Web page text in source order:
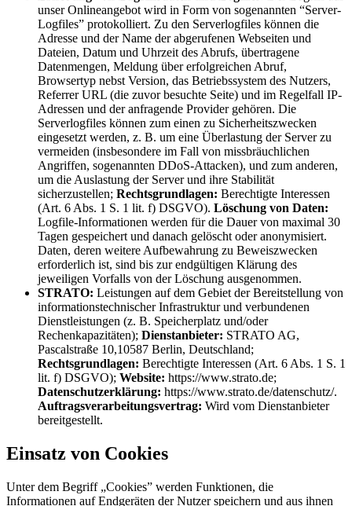
unser Onlineangebot wird in Form von sogenannten “Server-
Logfiles” protokolliert. Zu den Serverlogfiles können die
Adresse und der Name der abgerufenen Webseiten und
Dateien, Datum und Uhrzeit des Abrufs, übertragene
Datenmengen, Meldung über erfolgreichen Abruf,
Browsertyp nebst Version, das Betriebssystem des Nutzers,
Referrer URL (die zuvor besuchte Seite) und im Regelfall IP-
Adressen und der anfragende Provider gehören. Die
Serverlogfiles können zum einen zu Sicherheitszwecken
eingesetzt werden, z. B. um eine Überlastung der Server zu
vermeiden (insbesondere im Fall von missbräuchlichen
Angriffen, sogenannten DDoS-Attacken), und zum anderen,
um die Auslastung der Server und ihre Stabilität
sicherzustellen; Rechtsgrundlagen: Berechtigte Interessen
(Art. 6 Abs. 1 S. 1 lit. f) DSGVO). Löschung von Daten:
Logfile-Informationen werden für die Dauer von maximal 30
Tagen gespeichert und danach gelöscht oder anonymisiert.
Daten, deren weitere Aufbewahrung zu Beweiszwecken
erforderlich ist, sind bis zur endgültigen Klärung des
jeweiligen Vorfalls von der Löschung ausgenommen.
STRATO: Leistungen auf dem Gebiet der Bereitstellung von
informationstechnischer Infrastruktur und verbundenen
Dienstleistungen (z. B. Speicherplatz und/oder
Rechenkapazitäten); Dienstanbieter: STRATO AG,
Pascalstraße 10,10587 Berlin, Deutschland;
Rechtsgrundlagen: Berechtigte Interessen (Art. 6 Abs. 1 S. 1
lit. f) DSGVO); Website: https://www.strato.de;
Datenschutzerklärung: https://www.strato.de/datenschutz/.
Auftragsverarbeitungsvertrag: Wird vom Dienstanbieter
bereitgestellt.
Einsatz von Cookies
Unter dem Begriff „Cookies” werden Funktionen, die
Informationen auf Endgeräten der Nutzer speichern und aus ihnen